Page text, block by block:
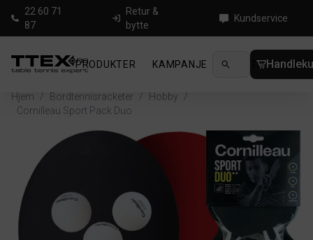
22 60 71
87
Retur &
bytte
Kundservice
PRODUKTER KAMPANJE NYHETER
Hjem / Bordtennisracketer / Hobby
/
Cornilleau Sport Pack Duo